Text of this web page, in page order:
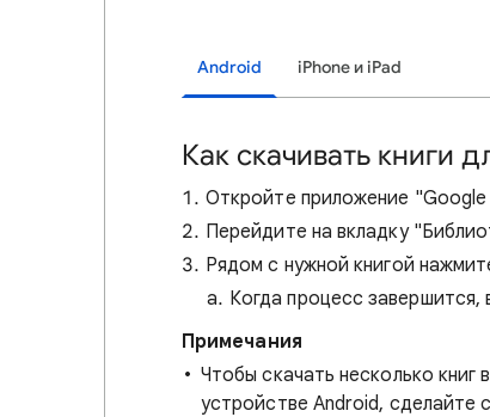
Android iPhone и iPad
Как скачивать книги
Откройте приложение "Google
Перейдите на вкладку
Рядом с нужной книгой
Когда процесс
Примечания
Чтобы скачать несколько
устройстве Android, сделайте